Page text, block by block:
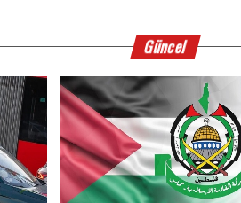
Güncel